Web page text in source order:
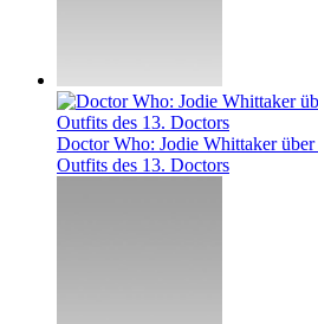
Doctor Who: Jodie Whittaker
Outfits des 13. Doctors